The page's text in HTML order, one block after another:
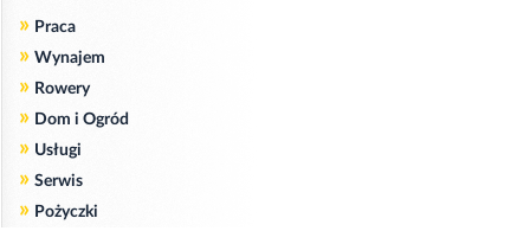
» Praca
» Wynajem
» Rowery
» Dom i Ogród
» Usługi
» Serwis
» Pożyczki